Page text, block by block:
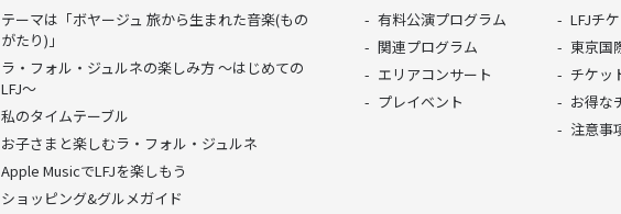
テーマは「ボヤージュ 旅から生まれた音楽(もの
がたり)」
ラ・フォル・ジュルネの楽しみ方 〜はじめての
LFJ〜
私のタイムテーブル
お子さまと楽しむラ・フォル・ジュルネ
Apple MusicでLFJを楽しもう
ショッピング&グルメガイド
有料公演プログラム
関連プログラム
エリアコンサート
プレイベント
LFJチ
東京国
チケッ
お得な
注意事